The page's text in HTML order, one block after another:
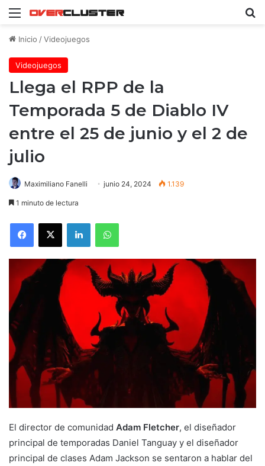
Menú
Inicio /Videojuegos
Videojuegos
Llega el RPP de la
Temporada 5 de Diablo IV
entre el 25 de junio y el 2 de
julio
Maximiliano Fanelli junio 24, 2024 1.139
1 minuto de lectura
Facebook
X LinkedInWhatsApp
El director de comunidad Adam Fletcher, el diseñador
principal de temporadas Daniel Tanguay y el diseñador
principal de clases Adam Jackson se sentaron a hablar del